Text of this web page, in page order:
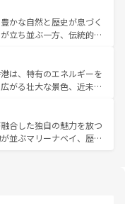
彩な魅力を心ゆくまで味
なお、新着の韓国情報はコンテンツ一
ハノイの古い町並みやホ
建物も、独特の雰囲気を
ィの豊かさとおいしさで
ナムコーヒーなどは、ぜ
訪れてもあたたかい人々
っと忘れられない旅にな
かな自然と歴史が息づく
立ち並ぶ一方、伝統的な
チェンマイなどの山岳地
ーケットやクラビの美し
ことができる。タイ料理
の季節にも異なる楽しみ
の人々、仏教を中心とし
、訪れる旅人を魅了し続
は、特有のエネルギーを
がる壮大な景色、近未来
。観光スポットが密集し
るのも魅力。息をのむよ
香港を存分に楽しみ尽く
合した独自の魅力を放つ
並ぶマリーナベイ、歴史